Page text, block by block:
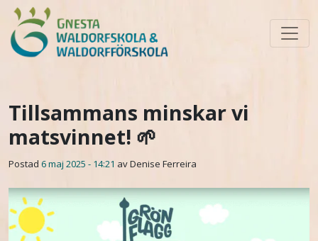
Skip to main content
Tillsammans minskar vi
matsvinnet! 🌱
Postad 6 maj 2025 - 14:21 av Denise Ferreira